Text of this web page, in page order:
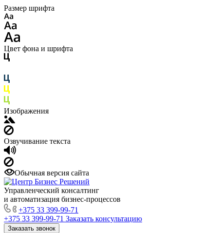
Размер шрифта
Цвет фона и шрифта
Изображения
Озвучивание текста
Обычная версия сайта
Управленческий консалтинг
и автоматизация бизнес-процессов
+375 33 399-99-71
+375 33 399-99-71 Заказать консультацию
Заказать звонок